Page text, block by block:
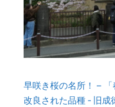
早咲き桜の名所！ –
改良された品種 ‐ 旧成